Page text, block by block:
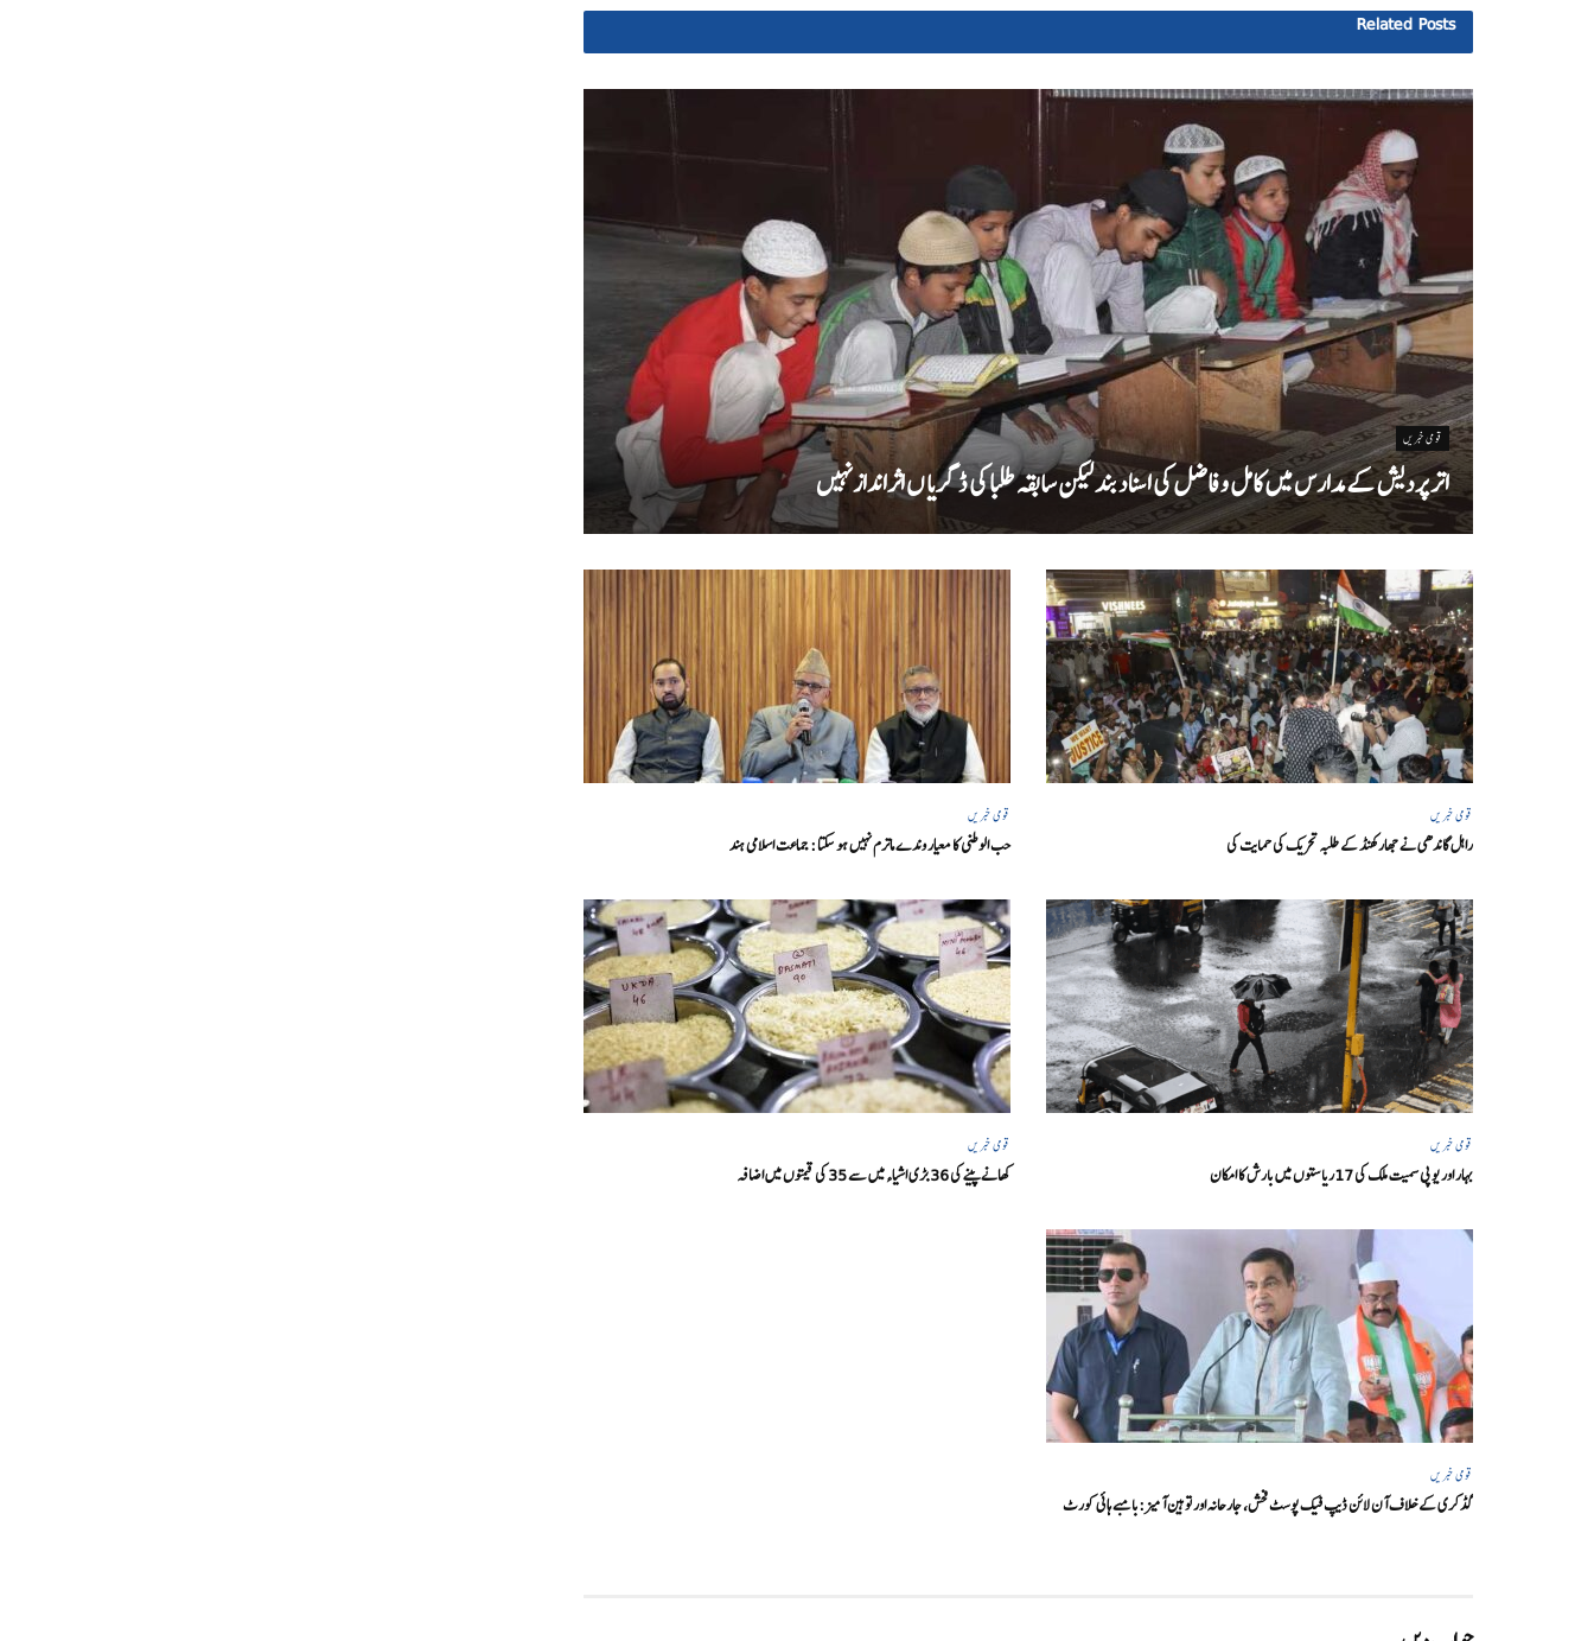
Related Posts
قومی خبریں
اتر پردیش کےمدارس میں کامل و فاضل کی اسناد بند لیکن سابقہ طلبا کی ڈگریا ں اثرانداز نہیں
قومی خبریں
راہل گاندھی نے جھارکھنڈ کے طلبہ تحریک کی حمایت کی
قومی خبریں
حب الوطنی کا معیار وندے ماترم نہیں ہو سکتا : جماعت اسلامی ہند
قومی خبریں
بہار اور یو پی سمیت ملک کی 17ریاستوں میں بارش کا امکان
قومی خبریں
کھانے پینے کی 36 بڑی اشیاء میں سے 35 کی قیمتوں میں اضافہ
قومی خبریں
گڈکری کے خلاف آن لائن ڈیپ فیک پوسٹ فحش، جارحانہ اور توہین آمیز:بامبے ہائی کورٹ